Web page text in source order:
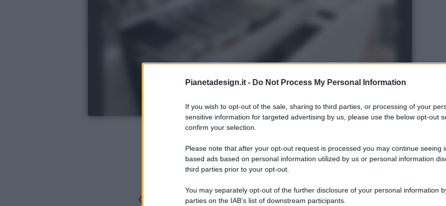
Pianetadesign.it - Do Not Process My Personal Information
If you wish to opt-out of the sale, sharing to third parties, or processing of your
sensitive information for targeted advertising by us, please use the below opt-out
confirm your selection.
Please note that after your opt-out request is processed you may continue seeing
based ads based on personal information utilized by us or personal information
third parties prior to your opt-out.
You may separately opt-out of the further disclosure of your personal information
parties on the IAB’s list of downstream participants.